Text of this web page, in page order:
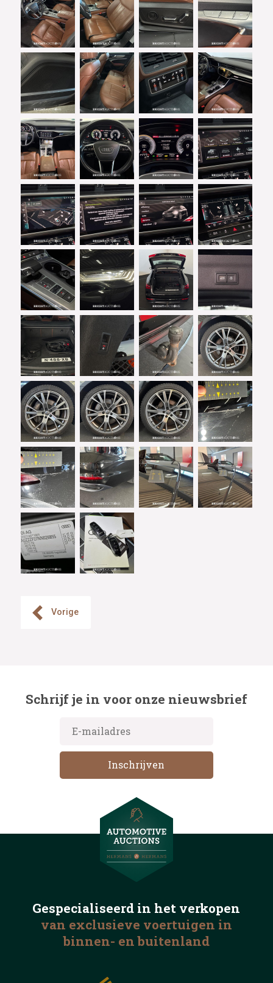
Vorige
Schrijf je in voor onze nieuwsbrief
Gespecialiseerd in het verkopen
van exclusieve voertuigen in
binnen- en buitenland